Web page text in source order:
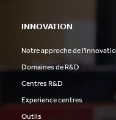
INNOVATION
Notre approche de
Domaines de R&D
Centres R&D
Experience centres
Outils